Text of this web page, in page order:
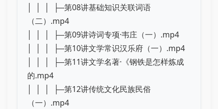
│ │ │ ├─第08讲基础知识关联词语
（二）.mp4
│ │ │ ├─第09讲诗词专项·韦庄（一）.mp4
│ │ │ ├─第10讲文学常识汉乐府（一）.mp4
│ │ │ ├─第11讲文学名著·《钢铁是怎样炼成
的.mp4
│ │ │ ├─第12讲传统文化民族民俗
（一）.mp4